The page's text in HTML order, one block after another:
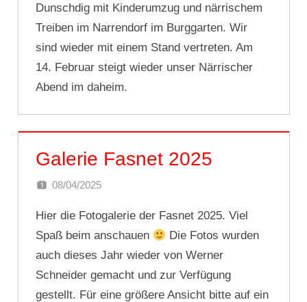
Dunschdig mit Kinderumzug und närrischem
Treiben im Narrendorf im Burggarten. Wir
sind wieder mit einem Stand vertreten. Am
14. Februar steigt wieder unser Närrischer
Abend im daheim.
Galerie Fasnet 2025
08/04/2025
Hier die Fotogalerie der Fasnet 2025. Viel
Spaß beim anschauen
Die Fotos wurden
auch dieses Jahr wieder von Werner
Schneider gemacht und zur Verfügung
gestellt. Für eine größere Ansicht bitte auf ein